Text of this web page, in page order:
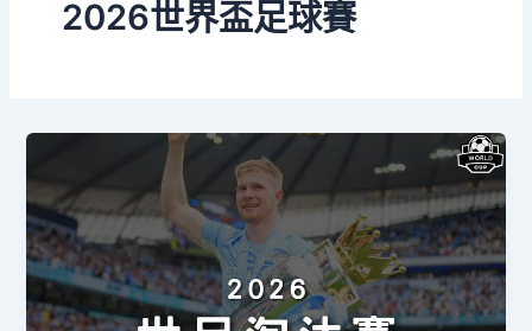
2026世界盃足球賽